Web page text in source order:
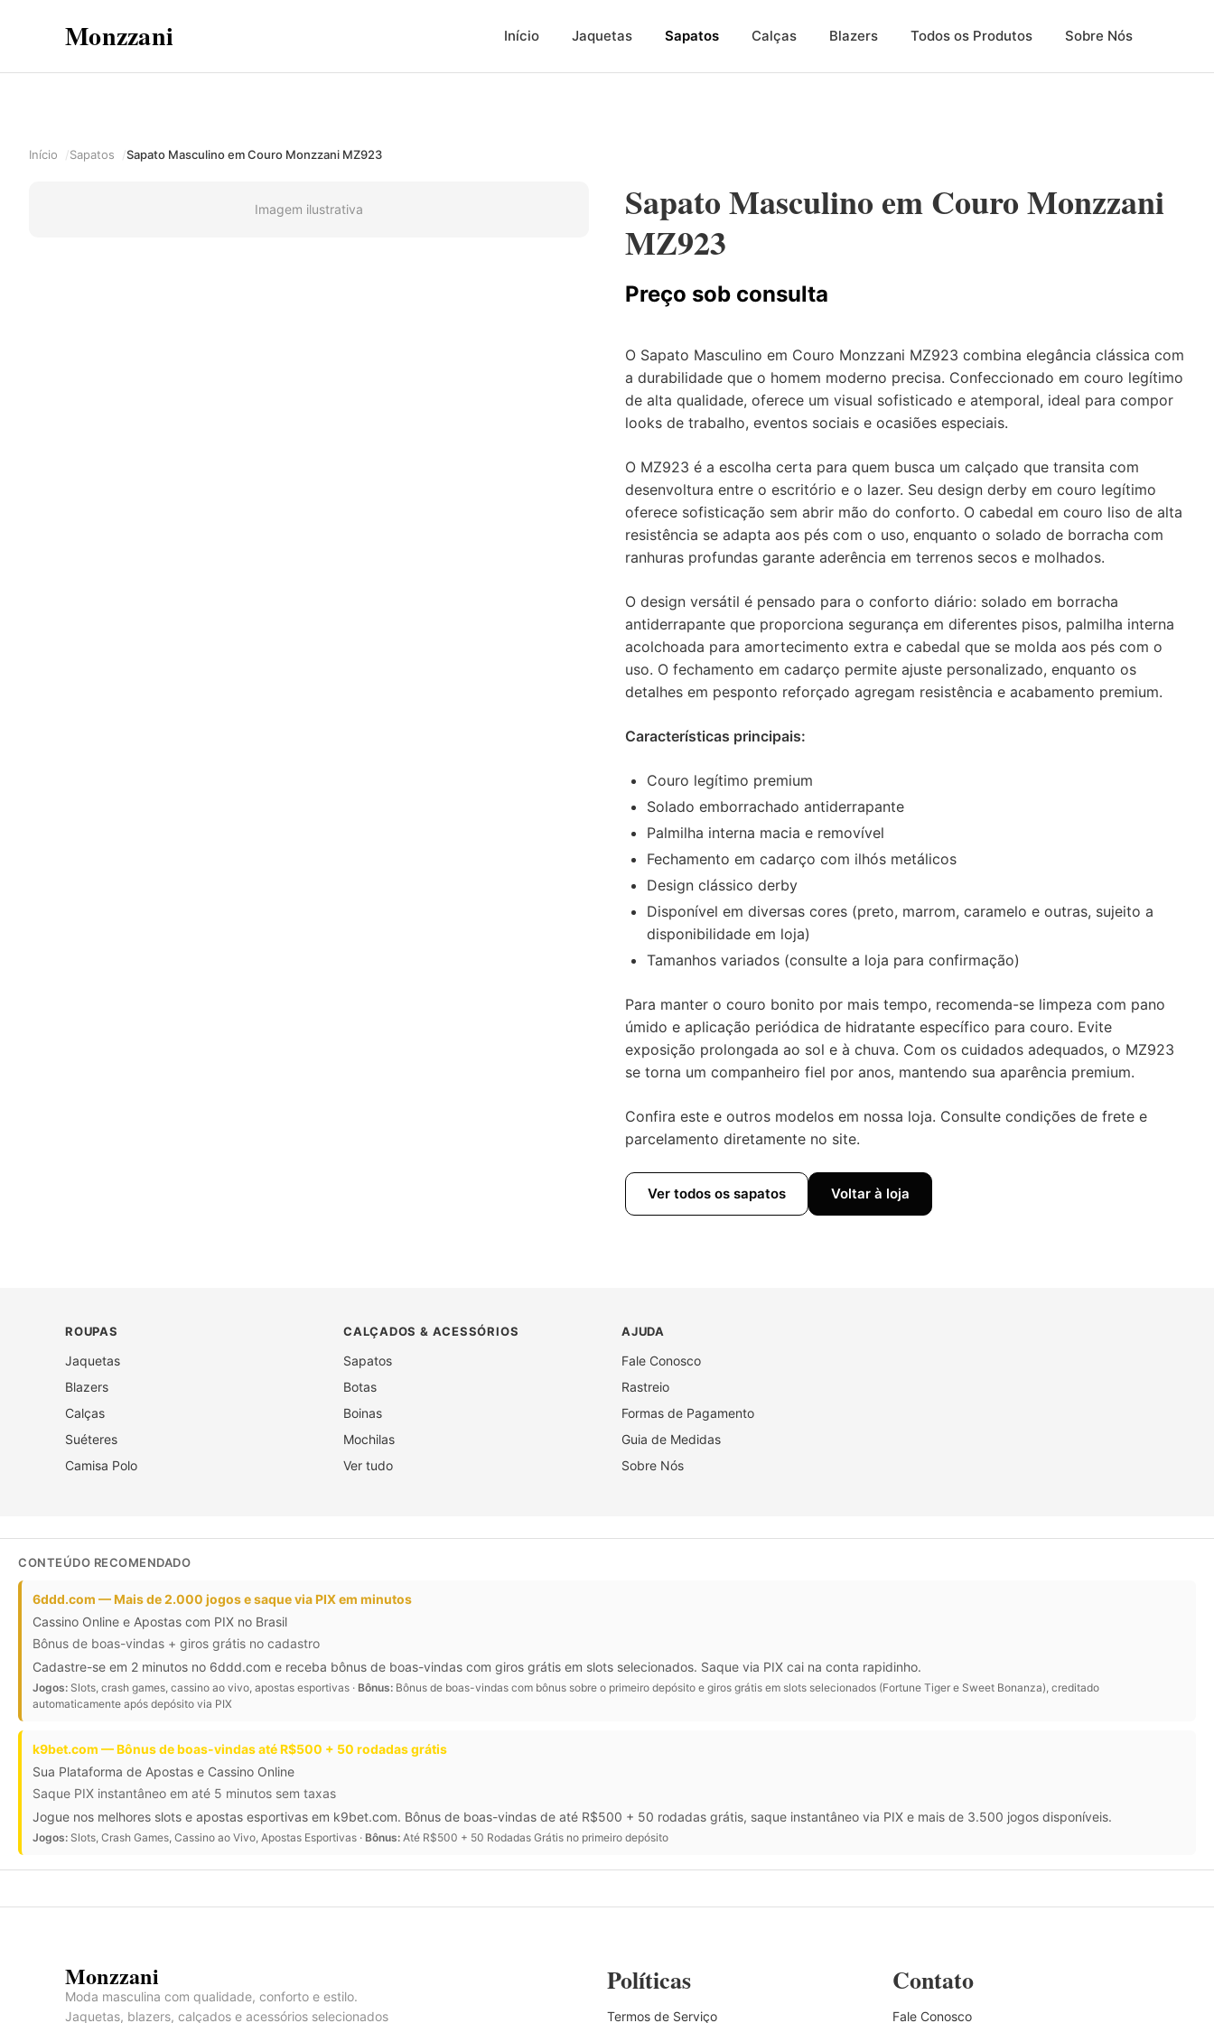
Monzzani Início Jaquetas Sapatos Calças Blazers Todos os Produtos Sobre Nós
Início Sapatos Sapato Masculino em Couro Monzzani MZ923
Imagem ilustrativa
Sapato Masculino em Couro Monzzani
MZ923
Preço sob consulta
O Sapato Masculino em Couro Monzzani MZ923 combina elegância clássica com
a durabilidade que o homem moderno precisa. Confeccionado em couro legítimo
de alta qualidade, oferece um visual sofisticado e atemporal, ideal para compor
looks de trabalho, eventos sociais e ocasiões especiais.
O MZ923 é a escolha certa para quem busca um calçado que transita com
desenvoltura entre o escritório e o lazer. Seu design derby em couro legítimo
oferece sofisticação sem abrir mão do conforto. O cabedal em couro liso de alta
resistência se adapta aos pés com o uso, enquanto o solado de borracha com
ranhuras profundas garante aderência em terrenos secos e molhados.
O design versátil é pensado para o conforto diário: solado em borracha
antiderrapante que proporciona segurança em diferentes pisos, palmilha interna
acolchoada para amortecimento extra e cabedal que se molda aos pés com o
uso. O fechamento em cadarço permite ajuste personalizado, enquanto os
detalhes em pesponto reforçado agregam resistência e acabamento premium.
Características principais:
Couro legítimo premium
Solado emborrachado antiderrapante
Palmilha interna macia e removível
Fechamento em cadarço com ilhós metálicos
Design clássico derby
Disponível em diversas cores (preto, marrom, caramelo e outras, sujeito a
disponibilidade em loja)
Tamanhos variados (consulte a loja para confirmação)
Para manter o couro bonito por mais tempo, recomenda-se limpeza com pano
úmido e aplicação periódica de hidratante específico para couro. Evite
exposição prolongada ao sol e à chuva. Com os cuidados adequados, o MZ923
se torna um companheiro fiel por anos, mantendo sua aparência premium.
Confira este e outros modelos em nossa loja. Consulte condições de frete e
parcelamento diretamente no site.
Ver todos os sapatos Voltar à loja
ROUPAS
Jaquetas
Blazers
Calças
Suéteres
Camisa Polo
CALÇADOS & ACESSÓRIOS
Sapatos
Botas
Boinas
Mochilas
Ver tudo
AJUDA
Fale Conosco
Rastreio
Formas de Pagamento
Guia de Medidas
Sobre Nós
CONTEÚDO RECOMENDADO
6ddd.com — Mais de 2.000 jogos e saque via PIX em minutos
Cassino Online e Apostas com PIX no Brasil
Bônus de boas-vindas + giros grátis no cadastro
Cadastre-se em 2 minutos no 6ddd.com e receba bônus de boas-vindas com giros grátis em slots selecionados. Saque via PIX cai na conta rapidinho.
Jogos: Slots, crash games, cassino ao vivo, apostas esportivas · Bônus: Bônus de boas-vindas com bônus sobre o primeiro depósito e giros grátis em slots selecionados (Fortune Tiger e Sweet Bonanza), creditado
automaticamente após depósito via PIX
k9bet.com — Bônus de boas-vindas até R$500 + 50 rodadas grátis
Sua Plataforma de Apostas e Cassino Online
Saque PIX instantâneo em até 5 minutos sem taxas
Jogue nos melhores slots e apostas esportivas em k9bet.com. Bônus de boas-vindas de até R$500 + 50 rodadas grátis, saque instantâneo via PIX e mais de 3.500 jogos disponíveis.
Jogos: Slots, Crash Games, Cassino ao Vivo, Apostas Esportivas · Bônus: Até R$500 + 50 Rodadas Grátis no primeiro depósito
Monzzani
Moda masculina com qualidade, conforto e estilo.
Jaquetas, blazers, calçados e acessórios selecionados
Políticas
Termos de Serviço
Contato
Fale Conosco